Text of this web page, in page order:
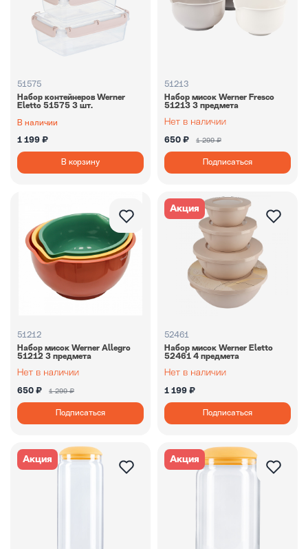
51575
Набор контейнеров Werner
Eletto 51575 3 шт.
В наличии
1 199 ₽
В корзину
51213
Набор мисок Werner Fresco
51213 3 предмета
650 ₽ 1 299 ₽
Подписаться
51212
Набор мисок Werner Allegro
51212 3 предмета
650 ₽ 1 299 ₽
Подписаться
Акция
52461
Набор мисок Werner Eletto
52461 4 предмета
1 199 ₽
Подписаться
Акция Акция